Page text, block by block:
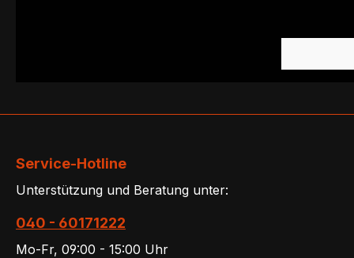
Service-Hotline
Unterstützung und Beratung unter:
040 - 60171222
Mo-Fr, 09:00 - 15:00 Uhr